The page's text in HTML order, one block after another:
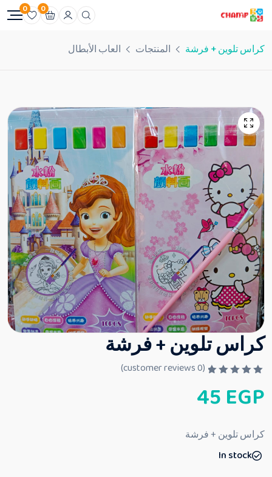
0
0
كراس تلوين + فرشة المنتجات العاب الأبطال
كراس تلوين + فرشة
م
ا
ي
م
(
0
45EGP
كراس تلوين + فرشة
In stock